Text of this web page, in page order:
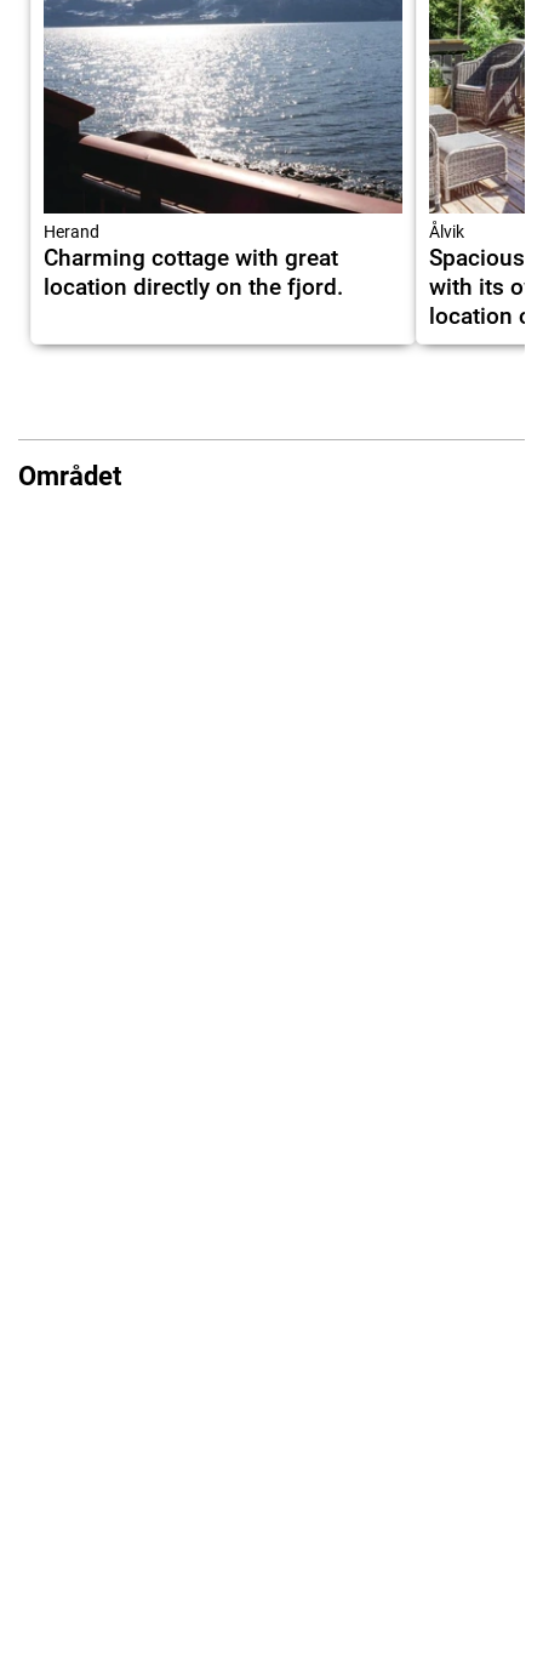
Herand
Charming cottage with great
location directly on the fjord.
Ålvik
Spacious,
with its
location
Området